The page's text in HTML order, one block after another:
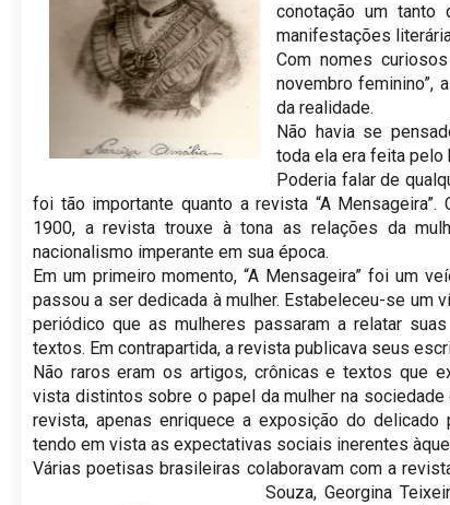
conotação um tanto
manifestações
Com nomes
novembro feminino”,
da realidade.
Não havia se
toda ela era feita pelo
Poderia falar de
foi tão importante quanto a revista “A
1900, a revista trouxe à tona as relações da
nacionalismo imperante em sua época.
Em um primeiro momento, “A Mensageira” foi um
passou a ser dedicada à mulher. Estabeleceu-se um
periódico que as mulheres passaram a relatar
textos. Em contrapartida, a revista publicava seus
Não raros eram os artigos, crônicas e textos que
vista distintos sobre o papel da mulher na
revista, apenas enriquece a exposição do
tendo em vista as expectativas sociais inerentes
Várias poetisas brasileiras colaboravam com a
Souza, Georgina